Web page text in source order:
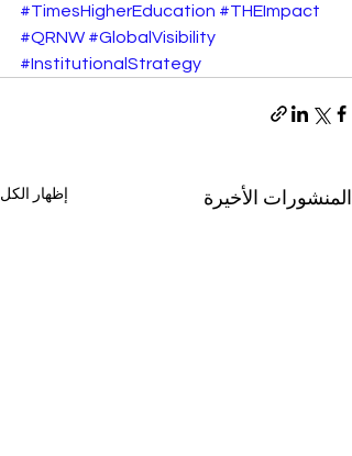
#TimesHigherEducation #THEImpact
#QRNW #GlobalVisibility
#InstitutionalStrategy
المنشورات الأخيرة إظهار الكل